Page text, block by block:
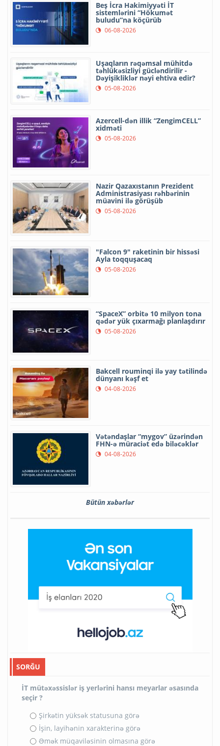
Beş İcra Hakimiyyəti İT
sistemlərini “Hökumət
buludu”na köçürüb
06-08-2026
Uşaqların rəqəmsal mühitdə
təhlükəsizliyi gücləndirilir -
Dəyişikliklər nəyi ehtiva edir?
05-08-2026
Azercell-dən illik “ZengimCELL”
xidməti
05-08-2026
Nazir Qazaxıstanın Prezident
Administrasiyası rəhbərinin
müavini ilə görüşüb
05-08-2026
"Falcon 9" raketinin bir hissəsi
Ayla toqquşacaq
05-08-2026
“SpaceX” orbitə 10 milyon tona
qədər yük çıxarmağı planlaşdırır
05-08-2026
Bakcell rouminqi ilə yay tətilində
dünyanı kəşf et
04-08-2026
Vətəndaşlar “mygov” üzərindən
FHN-ə müraciət edə biləcəklər
04-08-2026
Bütün xəbərlər
SORĞU
İT mütəxəssislər iş yerlərini hansı meyarlar əsasında
seçir ?
Şirkətin yüksək statusuna görə
İşin, layihənin xarakterinə görə
Əmək müqaviləsinin olmasına görə